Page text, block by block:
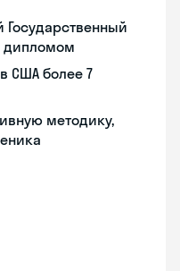
Государственный
дипломом
США более 7
методику,